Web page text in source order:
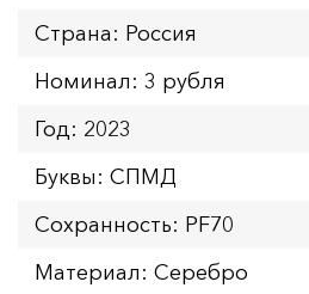
Страна: Россия
Номинал: 3 рубля
Год: 2023
Буквы: СПМД
Сохранность: PF70
Материал: Серебро